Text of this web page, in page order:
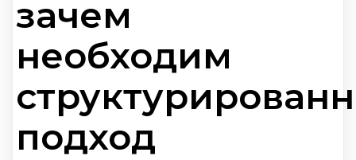
зачем
необходим
подход